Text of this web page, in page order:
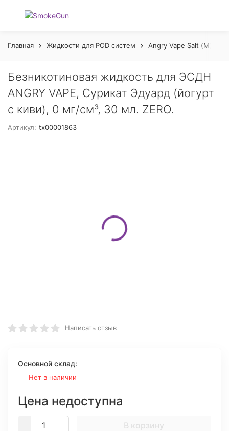
Главная Жидкости для POD систем Angry Vape Salt (М)
Безникотиновая жидкость для ЭСДН
ANGRY VAPE, Сурикат Эдуард (йогурт
с киви), 0 мг/см³, 30 мл. ZERO.
Артикул: tx00001863
Написать отзыв
Основной склад:
Нет в наличии
Цена недоступна
В корзину